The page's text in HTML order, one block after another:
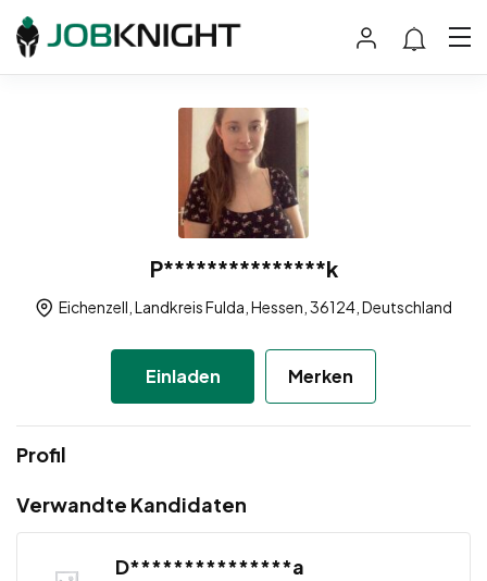
P***************k
Eichenzell, Landkreis Fulda, Hessen, 36124, Deutschland
Einladen Merken
Profil
Verwandte Kandidaten
D***************a